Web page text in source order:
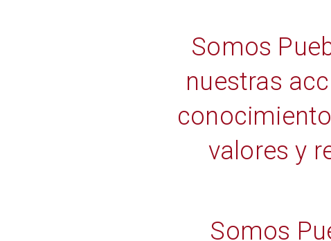
Somos
nuestras
valores y
Somos